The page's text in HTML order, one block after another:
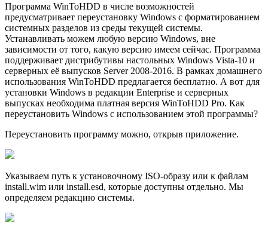
Программа WinToHDD в числе возможностей
предусматривает переустановку Windows с форматированием
системных разделов из среды текущей системы.
Устанавливать можем любую версию Windows, вне
зависимости от того, какую версию имеем сейчас. Программа
поддерживает дистрибутивы настольных Windows Vista-10 и
серверных её выпусков Server 2008-2016. В рамках домашнего
использования WinToHDD предлагается бесплатно. А вот для
установки Windows в редакции Enterprise и серверных
выпусках необходима платная версия WinToHDD Pro. Как
переустановить Windows с использованием этой программы?
Переустановить программу можно, открыв приложение.
Указываeм путь к установочному ISO-образу или к файлам
install.wim или install.esd, которые доступны отдельно. Мы
определяем редакцию системы.